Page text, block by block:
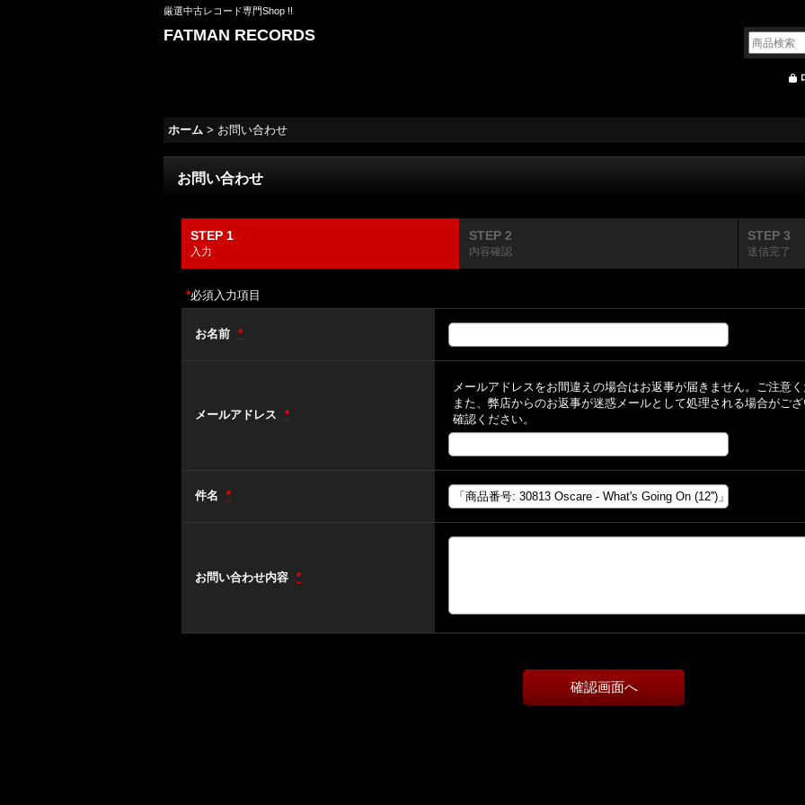
厳選中古レコード専門Shop !!
FATMAN RECORDS
ホーム > お問い合わせ
お問い合わせ
STEP 1
入力
STEP 2
内容確認
STEP 3
送信完了
*必須入力項目
お名前 *
メールアドレス *
メールアドレスをお間違えの場合はお返事が届きません。ご注意く
また、弊店からのお返事が迷惑メールとして処理される場合がご
確認ください。
件名 *
お問い合わせ内容 *